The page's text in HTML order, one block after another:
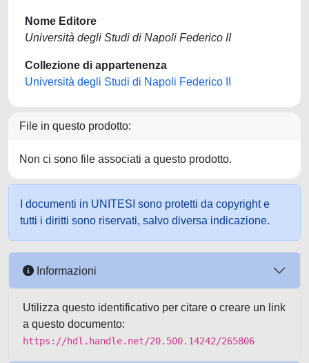
Nome Editore
Università degli Studi di Napoli Federico II
Collezione di appartenenza
Università degli Studi di Napoli Federico II
File in questo prodotto:
Non ci sono file associati a questo prodotto.
I documenti in UNITESI sono protetti da copyright e
tutti i diritti sono riservati, salvo diversa indicazione.
Informazioni
Utilizza questo identificativo per citare o creare un link
a questo documento:
https://hdl.handle.net/20.500.14242/265806